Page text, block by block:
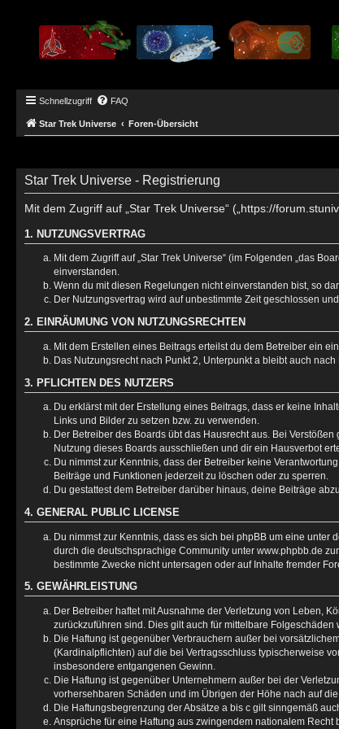
Schnellzugriff FAQ
Star Trek Universe Foren-Übersicht
Star Trek Universe - Registrierung
Mit dem Zugriff auf „Star Trek Universe“ („https://
1. NUTZUNGSVERTRAG
Mit dem Zugriff auf „Star Trek Universe“ (im Folgenden „das
einverstanden.
Wenn du mit diesen Regelungen nicht einverstanden bist, so
Der Nutzungsvertrag wird auf unbestimmte Zeit geschlossen
2. EINRÄUMUNG VON NUTZUNGSRECHTEN
Mit dem Erstellen eines Beitrags erteilst du dem Betreiber ein
Das Nutzungsrecht nach Punkt 2, Unterpunkt a bleibt auch
3. PFLICHTEN DES NUTZERS
Du erklärst mit der Erstellung eines Beitrags, dass er keine
Links und Bilder zu setzen bzw. zu verwenden.
Der Betreiber des Boards übt das Hausrecht aus. Bei
Nutzung dieses Boards ausschließen und dir ein Hausverbot
Du nimmst zur Kenntnis, dass der Betreiber keine
Beiträge und Funktionen jederzeit zu löschen oder zu sperren.
Du gestattest dem Betreiber darüber hinaus, deine Beiträge
4. GENERAL PUBLIC LICENSE
Du nimmst zur Kenntnis, dass es sich bei phpBB um eine unter
durch die deutschsprachige Community unter www.phpbb.de
bestimmte Zwecke nicht untersagen oder auf Inhalte fremder
5. GEWÄHRLEISTUNG
Der Betreiber haftet mit Ausnahme der Verletzung von Leben,
zurückzuführen sind. Dies gilt auch für mittelbare
Die Haftung ist gegenüber Verbrauchern außer bei
(Kardinalpflichten) auf die bei Vertragsschluss typischerweise
insbesondere entgangenen Gewinn.
Die Haftung ist gegenüber Unternehmern außer bei der
vorhersehbaren Schäden und im Übrigen der Höhe nach auf
Die Haftungsbegrenzung der Absätze a bis c gilt sinngemäß
Ansprüche für eine Haftung aus zwingendem nationalem Recht